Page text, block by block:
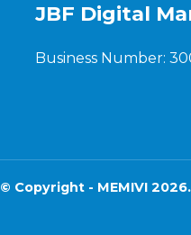
JBF Digital
Business Number:
© Copyright - MEMIVI